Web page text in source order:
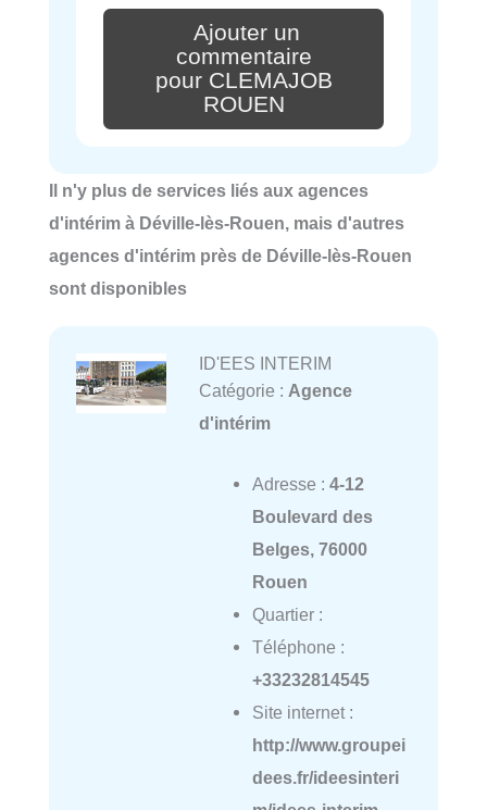
Ajouter un
commentaire
pour CLEMAJOB
ROUEN
Il n'y plus de services liés aux agences
d'intérim à Déville-lès-Rouen, mais d'autres
agences d'intérim près de Déville-lès-Rouen
sont disponibles
ID'EES INTERIM
Catégorie : Agence
d'intérim
Adresse : 4-12
Boulevard des
Belges, 76000
Rouen
Quartier :
Téléphone :
+33232814545
Site internet :
http://www.groupei
dees.fr/ideesinteri